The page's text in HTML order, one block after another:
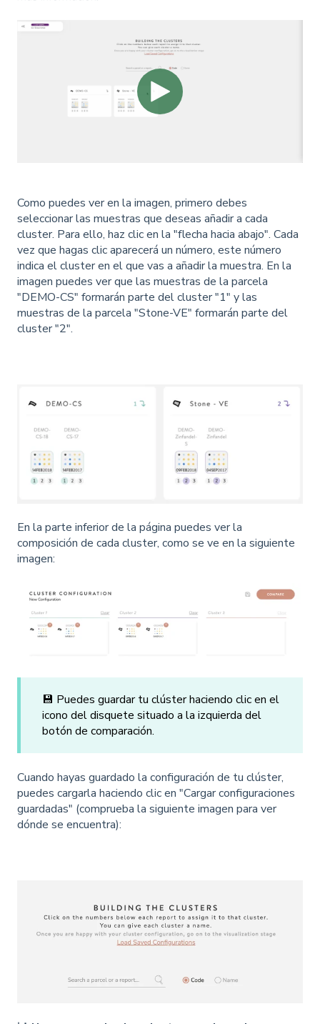
Como puedes ver en la imagen, primero debes
seleccionar las muestras que deseas añadir a cada
cluster. Para ello, haz clic en la "flecha hacia abajo". Cada
vez que hagas clic aparecerá un número, este número
indica el cluster en el que vas a añadir la muestra. En la
imagen puedes ver que las muestras de la parcela
"DEMO-CS" formarán parte del cluster "1" y las
muestras de la parcela "Stone-VE" formarán parte del
cluster "2".
En la parte inferior de la página puedes ver la
composición de cada cluster, como se ve en la siguiente
imagen:
💾 Puedes guardar tu clúster haciendo clic en el
icono del disquete situado a la izquierda del
botón de comparación.
Cuando hayas guardado la configuración de tu clúster,
puedes cargarla haciendo clic en "Cargar configuraciones
guardadas" (comprueba la siguiente imagen para ver
dónde se encuentra):